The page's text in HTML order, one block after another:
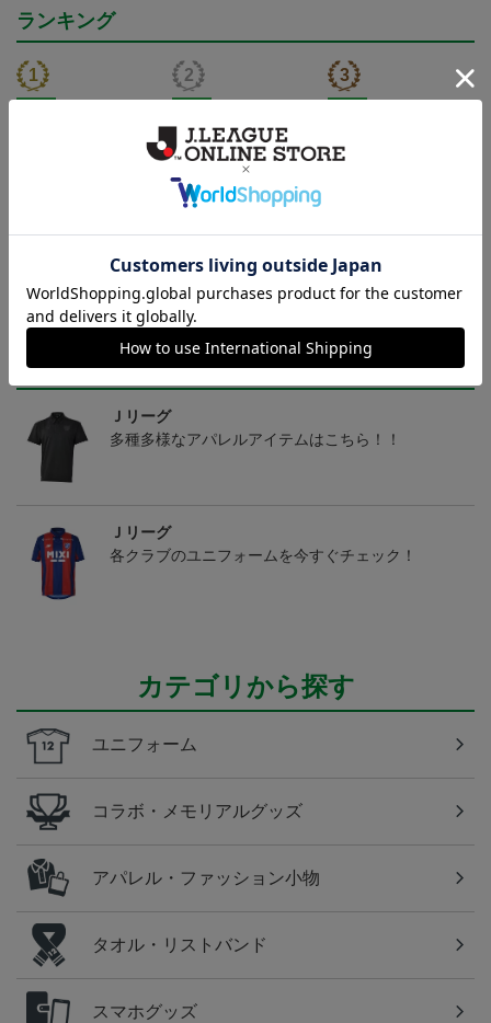
ランキング
ヴァンラーレ八戸 カラ
マネロ Tシャツ BLACK
ヴァンラーレ八戸 カラ
マネロ タオルマフラー
2,500円
ヴァンラーレ八戸 カラ
マネロ キーホルダー
トピックス
Ｊリーグ
多種多様なアパレルアイテムはこちら！！
Ｊリーグ
各クラブのユニフォームを今すぐチェック！
カテゴリから探す
ユニフォーム
コラボ・メモリアルグッズ
アパレル・ファッション小物
タオル・リストバンド
スマホグッズ